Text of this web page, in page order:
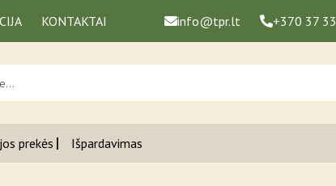
KONTAKTAI info@tpr.lt +370 37
prekės Išpardavimas